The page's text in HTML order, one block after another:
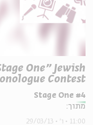
One” Jewish
Contest
מתוך:
Stage One #4
11:00 ו' 29/03/13